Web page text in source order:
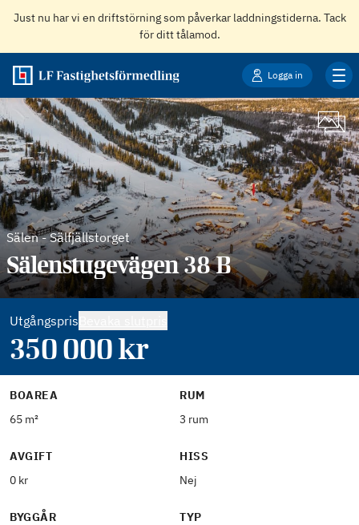
Just nu har vi en driftstörning som påverkar laddningstiderna. Tack
för ditt tålamod.
Logga in
Sälen-Sälfjällstorget
Sälenstugevägen 38 B
Utgångspris
350 000kr
BOAREA
65 m²
RUM
3 rum
AVGIFT
0 kr
HISS
Nej
BYGGÅR
TYP